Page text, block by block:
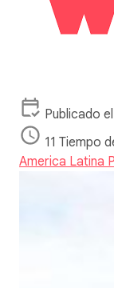
Publicado
11 Tiempo
America Latina